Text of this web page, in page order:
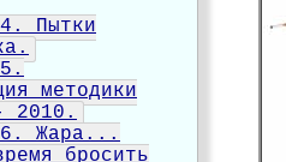
Пытки
методики
2010.
Жара...
бросить